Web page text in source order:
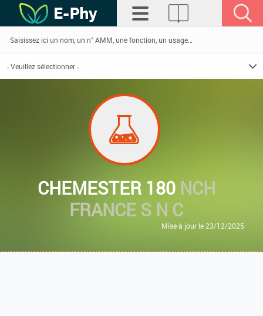
CHEMESTER 180 NCH
FRANCE S N C
Mise à jour le 23/12/2025